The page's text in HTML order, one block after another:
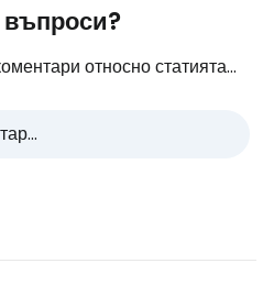
въпроси?
относно статията...